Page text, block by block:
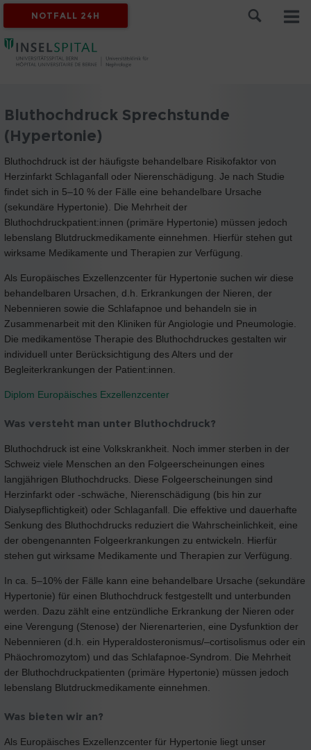
NOTFALL 24H
Bluthochdruck Sprechstunde
(Hypertonie)
Bluthochdruck ist der häufigste behandelbare Risikofaktor von
Herzinfarkt Schlaganfall oder Nierenschädigung. Je nach Studie
findet sich in 5–10 % der Fälle eine behandelbare Ursache
(sekundäre Hypertonie). Die Mehrheit der
Bluthochdruckpatient:innen (primäre Hypertonie) müssen jedoch
lebenslang Blutdruckmedikamente einnehmen. Hierfür stehen gut
wirksame Medikamente und Therapien zur Verfügung.
Als Europäisches Exzellenzcenter für Hypertonie suchen wir diese
behandelbaren Ursachen, d.h. Erkrankungen der Nieren, der
Nebennieren sowie die Schlafapnoe und behandeln sie in
Zusammenarbeit mit den Kliniken für Angiologie und Pneumologie.
Die medikamentöse Therapie des Bluthochdruckes gestalten wir
individuell unter Berücksichtigung des Alters und der
Begleiterkrankungen der Patient:innen.
Diplom Europäisches Exzellenzcenter
Was versteht man unter Bluthochdruck?
Bluthochdruck ist eine Volkskrankheit. Noch immer sterben in der
Schweiz viele Menschen an den Folgeerscheinungen eines
langjährigen Bluthochdrucks. Diese Folgeerscheinungen sind
Herzinfarkt oder -schwäche, Nierenschädigung (bis hin zur
Dialysepflichtigkeit) oder Schlaganfall. Die effektive und dauerhafte
Senkung des Bluthochdrucks reduziert die Wahrscheinlichkeit, eine
der obengenannten Folgeerkrankungen zu entwickeln. Hierfür
stehen gut wirksame Medikamente und Therapien zur Verfügung.
In ca. 5–10% der Fälle kann eine behandelbare Ursache (sekundäre
Hypertonie) für einen Bluthochdruck festgestellt und unterbunden
werden. Dazu zählt eine entzündliche Erkrankung der Nieren oder
eine Verengung (Stenose) der Nierenarterien, eine Dysfunktion der
Nebennieren (d.h. ein Hyperaldosteronismus/–cortisolismus oder ein
Phäochromozytom) und das Schlafapnoe-Syndrom. Die Mehrheit
der Bluthochdruckpatienten (primäre Hypertonie) müssen jedoch
lebenslang Blutdruckmedikamente einnehmen.
Was bieten wir an?
Als Europäisches Exzellenzcenter für Hypertonie liegt unser